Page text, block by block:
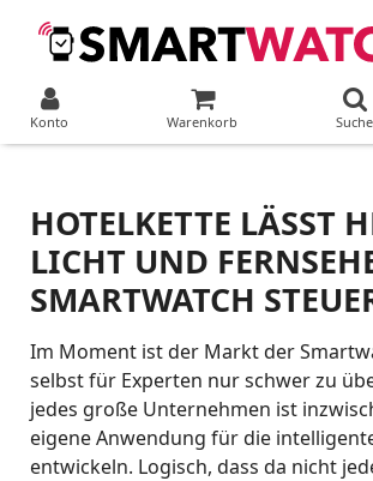
Konto Warenkorb Suche
HOTELKETTE LÄSST
LICHT UND
SMARTWATCH
Im Moment ist der Markt der
selbst für Experten nur schwer zu
jedes große Unternehmen ist
eigene Anwendung für die
entwickeln. Logisch, dass da nicht